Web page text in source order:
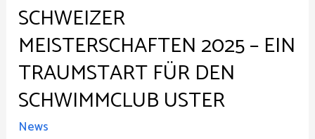
SCHWEIZER
MEISTERSCHAFTEN 2025 – EIN
TRAUMSTART FÜR DEN
SCHWIMMCLUB USTER
News